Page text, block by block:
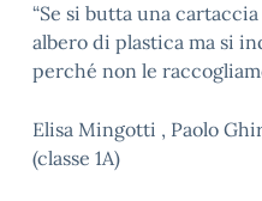
“Se si butta una
albero di plastica ma si
perché non le
Elisa Mingotti , Paolo
(classe 1A)